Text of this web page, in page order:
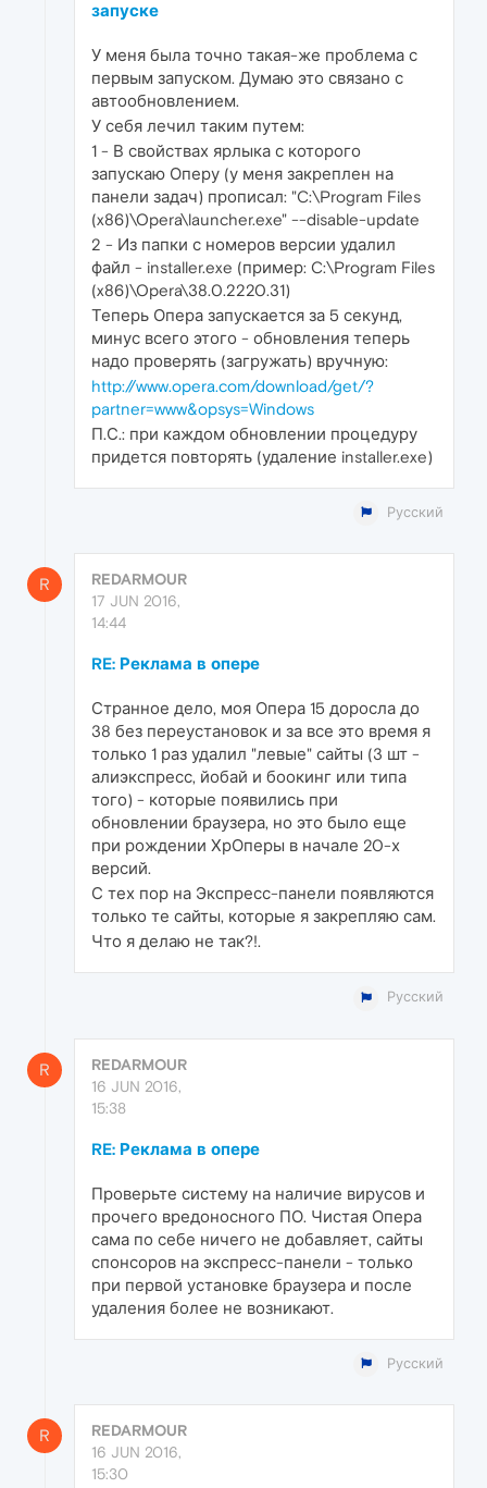
запуске
У меня была точно такая-же проблема с
первым запуском. Думаю это связано с
автообновлением.
У себя лечил таким путем:
1 - В свойствах ярлыка с которого
запускаю Оперу (у меня закреплен на
панели задач) прописал: "C:\Program Files
(x86)\Opera\launcher.exe" --disable-update
2 - Из папки с номеров версии удалил
файл - installer.exe (пример: C:\Program Files
(x86)\Opera\38.0.2220.31)
Теперь Опера запускается за 5 секунд,
минус всего этого - обновления теперь
надо проверять (загружать) вручную:
http://www.opera.com/download/get/?
partner=www&opsys=Windows
П.С.: при каждом обновлении процедуру
придется повторять (удаление installer.exe)
Русский
R
REDARMOUR
17 JUN 2016,
14:44
RE: Реклама в опере
Странное дело, моя Опера 15 доросла до
38 без переустановок и за все это время я
только 1 раз удалил "левые" сайты (3 шт -
алиэкспресс, йобай и боокинг или типа
того) - которые появились при
обновлении браузера, но это было еще
при рождении ХрОперы в начале 20-х
версий.
С тех пор на Экспресс-панели появляются
только те сайты, которые я закрепляю сам.
Что я делаю не так?!.
Русский
R
REDARMOUR
16 JUN 2016,
15:38
RE: Реклама в опере
Проверьте систему на наличие вирусов и
прочего вредоносного ПО. Чистая Опера
сама по себе ничего не добавляет, сайты
спонсоров на экспресс-панели - только
при первой установке браузера и после
удаления более не возникают.
Русский
R
REDARMOUR
16 JUN 2016,
15:30